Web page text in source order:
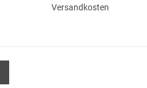
Versandkosten